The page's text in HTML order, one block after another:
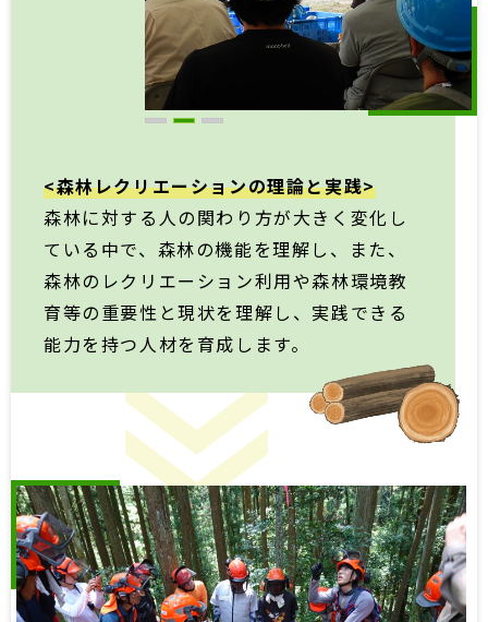
<森林レクリエーションの理論と実践>
森林に対する人の関わり方が大きく変化し
ている中で、森林の機能を理解し、また、
森林のレクリエーション利用や森林環境教
育等の重要性と現状を理解し、実践できる
能力を持つ人材を育成します。